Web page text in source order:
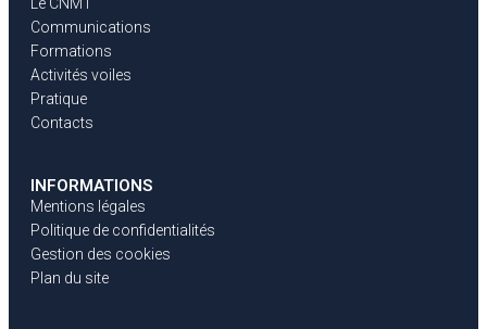
Communications
Formations
Activités voiles
Pratique
Contacts
INFORMATIONS
Mentions légales
Politique de confidentialités
Gestion des cookies
Plan du site